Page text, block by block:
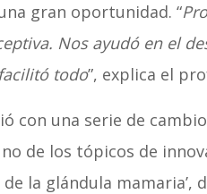
gran oportunidad. “
Nos ayudó en el
todo”, explica el
con una serie de
de los tópicos de
de la glándula